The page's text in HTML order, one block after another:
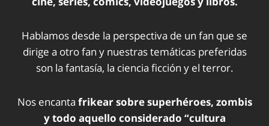
Hablamos desde la perspectiva de un fan que se
dirige a otro fan y nuestras temáticas preferidas
son la fantasía, la ciencia ficción y el terror.
Nos encanta frikear sobre superhéroes, zombis
y todo aquello considerado “cultura